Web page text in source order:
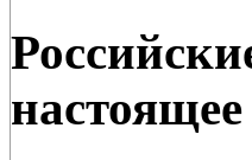
настоящее